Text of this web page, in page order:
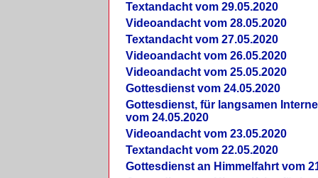
Textandacht vom 29.05.2020
Videoandacht vom 28.05.2020
Textandacht vom 27.05.2020
Videoandacht vom 26.05.2020
Videoandacht vom 25.05.2020
Gottesdienst vom 24.05.2020
Gottesdienst, für langsamen
vom 24.05.2020
Videoandacht vom 23.05.2020
Textandacht vom 22.05.2020
Gottesdienst an Himmelfahrt vom